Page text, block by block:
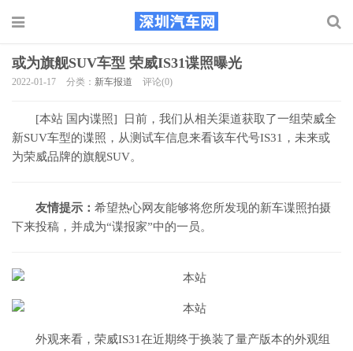
或为旗舰SUV车型 荣威IS31谍照曝光
2022-01-17 分类： 新车报道 评论(0)
[本站 国内谍照] 日前，我们从相关渠道获取了一组荣威全
新SUV车型的谍照，从测试车信息来看该车代号IS31，未来或
为荣威品牌的旗舰SUV。
友情提示： 希望热心网友能够将您所发现的新车谍照拍摄
下来投稿，并成为“谍报家”中的一员。
外观来看，荣威IS31在近期终于换装了量产版本的外观组